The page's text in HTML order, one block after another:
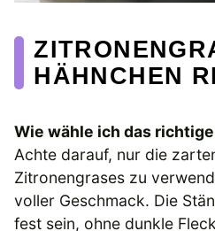
HÄHNCHEN
Wie wähle ich das
Achte darauf, nur die
Zitronengrases zu
voller Geschmack. Die
fest sein, ohne dunkle